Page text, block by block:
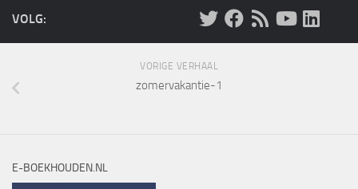
VOLG:
VORIGE VERHAAL
zomervakantie-1
E-BOEKHOUDEN.NL